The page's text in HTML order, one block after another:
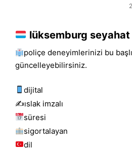
lüksemburg seyahat
poliçe deneyimlerinizi bu
güncelleyebilirsiniz.
dijital
✍️islak i̇mzalı
süresi
sigortalayan
dil